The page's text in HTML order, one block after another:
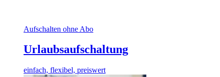
Aufschalten ohne Abo
Urlaubsaufschaltung
einfach, flexibel, preiswert